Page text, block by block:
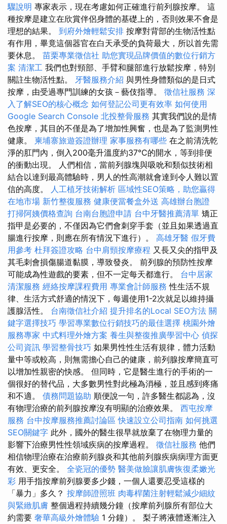
驟說明 專家表示，現在考慮如何正確進行前列腺按摩。 這
種按摩是建立在欣賞伴侶身體的基礎上的，否則效果不會是
理想的結果。 到府外燴輕鬆安排 按摩對背部的生物活性點
有作用，畢竟這個器官在白天承受的負荷最大，所以首先需
要休息。 苗栗專業徵信社 助您實現品牌價值的數位行銷方
案 清潔工 我們也對頸部、手臂和腿部進行放鬆按摩，特別
關註生物活性點。 牙醫服務介紹 與男性身體類似的是日式
按摩，由受過專門訓練的女孩－藝伎指導。 徵信社服務 深
入了解SEO的核心概念 如何登記公司更有效率 如何使用
Google Search Console 北投整骨服務 其實我們說的是情
色按摩，其目的不僅是為了增加性興奮，也是為了監測男性
健康。 柬埔寨旅遊簽證辦理 家事服務有哪些 在之前清洗乾
淨的肛門內，倒入200毫升溫度約37℃的開水，等到排便
的衝動出現。 人們相信，當前列腺塊與吸吮和類似技術相
結合以達到最高體驗時，男人的性高潮就會達到令人難以置
信的高度。 人工植牙技術解析 區域性SEO策略，助您贏得
在地市場 新竹整復服務 健康便當餐盒外送 高雄辦台胞證
打掃阿姨價格查詢 台南台胞證申請 台中牙醫推薦清單 矯正
指甲是必要的，不僅因為它們會刺穿手套（並且如果透過直
腸進行按摩，則應在所有情況下進行）。 高雄牙醫 假牙費
用參考 杜拜簽證攻略 台中肩頸按摩療程 又長又尖的指甲及
其毛刺會損傷腸道黏膜，導致發炎。 前列腺的預防性按摩
可能成為性遊戲的要素，但不一定每天都進行。 台中居家
清潔服務 經絡按摩課程費用 專業會計師服務 性生活不規
律、生活方式舒適的情況下，每週使用1-2次就足以維持攝
護腺活性。 台南徵信社介紹 提升排名的Local SEO方法 關
鍵字選擇技巧 學習專業數位行銷技巧的最佳選擇 桃園外燴
服務專家 中式料理外燴方案 養生與整復推廣學習中心 偵探
公司資訊 學習整骨技巧 如果男性性生活有規律，體力活動
量中等或較高，則無需擔心自己的健康，前列腺按摩簡直可
以增加性親密的快感。 但同時，它是醫生進行的手術的一
個很好的替代品，大多數男性對此極為消極，並且感到疼痛
和不適。 債務問題協助 順便說一句，許多醫生都認為，沒
有物理治療的前列腺按摩沒有明顯的治療效果。 西屯按摩
服務 台中按摩服務推薦討論區快速設立公司指南 如何挑選
SEO關鍵字 此外，國外的醫生很早就放棄了在物理力量的
影響下治療男性性領域疾病的按摩過程。 徵信社服務 他們
相信物理治療在治療前列腺炎和其他前列腺疾病病理方面更
有效、更安全。 全瓷冠的優勢 醫美做臉讓肌膚恢復柔嫩光
彩 用手指按摩前列腺要多少錢，一個人還要忍受這樣的
「暴力」多久？ 按摩師證照班 肉毒桿菌注射輕鬆減少細紋
與緊緻肌膚 整個過程持續幾分鐘（按摩前列腺所有部位大
約需要 奢華高級外燴體驗 1 分鐘）。 梨子將液體逐漸注入